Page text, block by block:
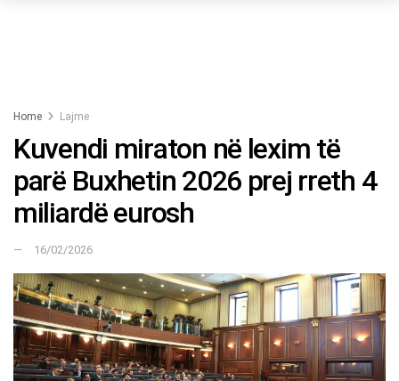
Home Lajme
Kuvendi miraton në lexim të
parë Buxhetin 2026 prej rreth 4
miliardë eurosh
16/02/2026